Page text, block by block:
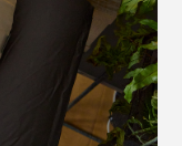
を測ったら、なん